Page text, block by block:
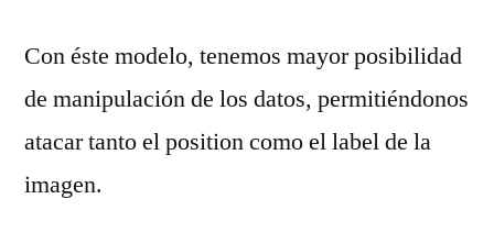
Con éste modelo, tenemos mayor posibilidad
de manipulación de los datos, permitiéndonos
atacar tanto el position como el label de la
imagen.